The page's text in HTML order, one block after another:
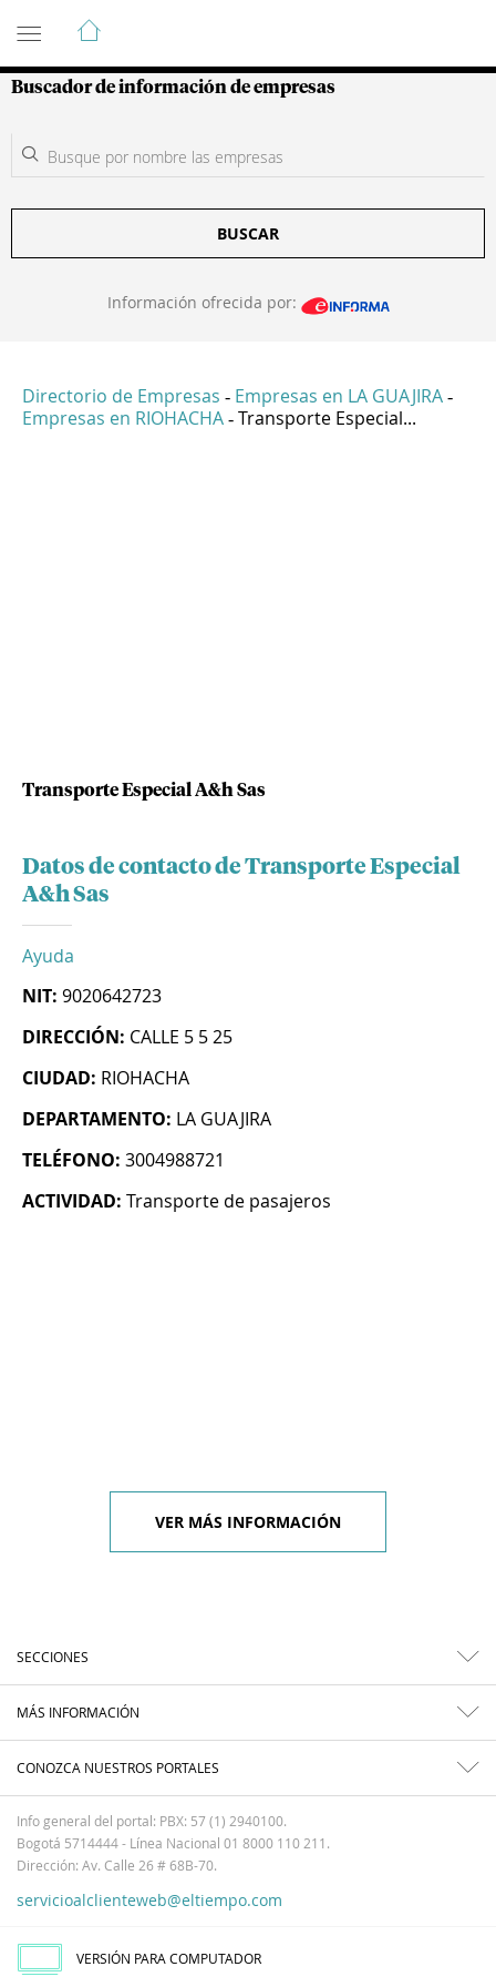
Guía de Empresas Colombianas
Buscador de información de empresas
BUSCAR
Información ofrecida por:
Directorio de Empresas - Empresas en LA GUAJIRA -
Empresas en RIOHACHA - Transporte Especial...
Transporte Especial A&h Sas
Datos de contacto de Transporte Especial
A&h Sas
Ayuda
NIT: 9020642723
DIRECCIÓN: CALLE 5 5 25
CIUDAD: RIOHACHA
DEPARTAMENTO: LA GUAJIRA
TELÉFONO: 3004988721
ACTIVIDAD: Transporte de pasajeros
VER MÁS INFORMACIÓN
SECCIONES
MÁS INFORMACIÓN
CONOZCA NUESTROS PORTALES
Info general del portal: PBX: 57 (1) 2940100.
Bogotá 5714444 - Línea Nacional 01 8000 110 211.
Dirección: Av. Calle 26 # 68B-70.
servicioalclienteweb@eltiempo.com
VERSIÓN PARA COMPUTADOR